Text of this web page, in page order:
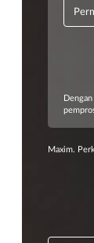
Maxim.